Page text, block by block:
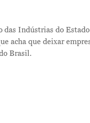
das Indústrias do
acha que deixar
Brasil.